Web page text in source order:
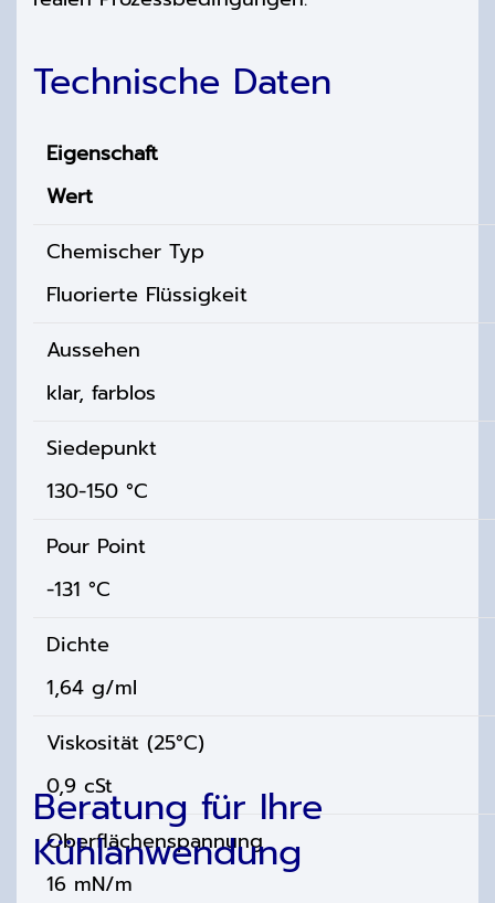
Technische Daten
Eigenschaft
Wert
Chemischer Typ
Fluorierte Flüssigkeit
Aussehen
klar, farblos
Siedepunkt
130-150 °C
Pour Point
-131 °C
Dichte
1,64 g/ml
Viskosität (25°C)
0,9 cSt
Oberflächenspannung
16 mN/m
Beratung für Ihre
Kühlanwendung